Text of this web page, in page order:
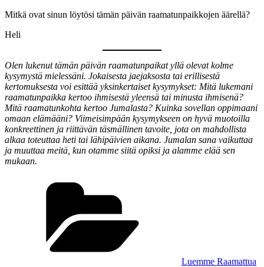
Mitkä ovat sinun löytösi tämän päivän raamatunpaikkojen äärellä?
Heli
Olen lukenut tämän päivän raamatunpaikat yllä olevat kolme
kysymystä mielessäni. Jokaisesta jaejaksosta tai erillisestä
kertomuksesta voi esittää yksinkertaiset kysymykset: Mitä lukemani
raamatunpaikka kertoo ihmisestä yleensä tai minusta ihmisenä?
Mitä raamatunkohta kertoo Jumalasta? Kuinka sovellan oppimaani
omaan elämääni? Viimeisimpään kysymykseen on hyvä muotoilla
konkreettinen ja riittävän täsmällinen tavoite, jota on mahdollista
alkaa toteuttaa heti tai lähipäivien aikana. Jumalan sana vaikuttaa
ja muuttaa meitä, kun otamme siitä opiksi ja alamme elää sen
mukaan.
Luemme Raamattua